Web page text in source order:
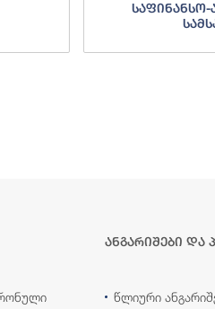
ანგარიშები და
წლიური